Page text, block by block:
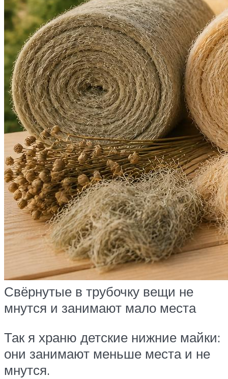
Свёрнутые в трубочку вещи не
мнутся и занимают мало места
Так я храню детские нижние майки:
они занимают меньше места и не
мнутся.